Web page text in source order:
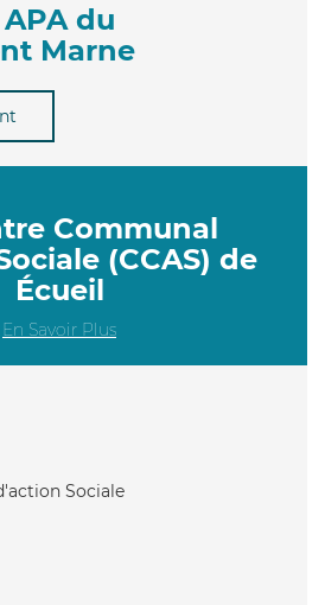
du
Marne
Communal
(CCAS) de
Écueil
En Savoir Plus
Sociale